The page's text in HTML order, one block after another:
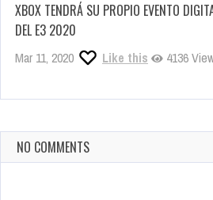
XBOX TENDRÁ SU PROPIO EVENTO
DEL E3 2020
Mar 11, 2020 Like this 4136
NO COMMENTS